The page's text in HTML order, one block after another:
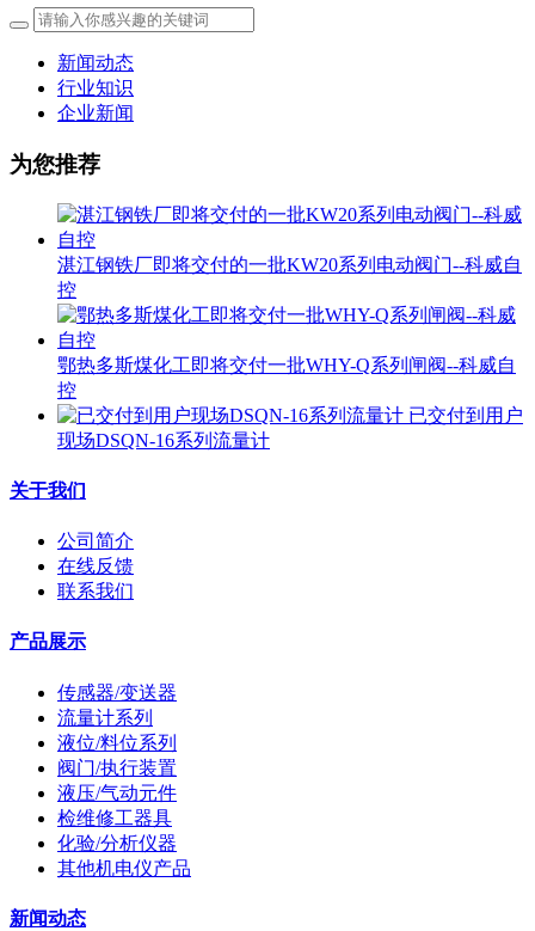
新闻动态
行业知识
企业新闻
为您推荐
湛江钢铁厂即将交付的一批KW20系列电动阀门--科威自
控
鄂热多斯煤化工即将交付一批WHY-Q系列闸阀--科威自
控
已交付到用户
现场DSQN-16系列流量计
关于我们
公司简介
在线反馈
联系我们
产品展示
传感器/变送器
流量计系列
液位/料位系列
阀门/执行装置
液压/气动元件
检维修工器具
化验/分析仪器
其他机电仪产品
新闻动态